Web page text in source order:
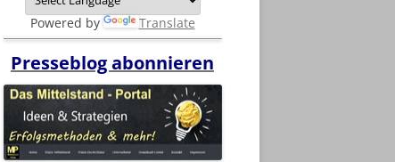
Powered by Translate
Presseblog abonnieren